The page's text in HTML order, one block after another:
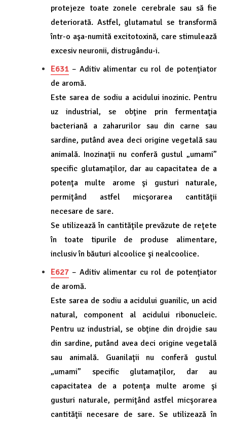
protejeze toate zonele cerebrale sau să fie
deteriorată. Astfel, glutamatul se transformă
într-o aşa-numită excitotoxină, care stimulează
excesiv neuronii, distrugându-i.
E631 – Aditiv alimentar cu rol de potenţiator
de aromă.
Este sarea de sodiu a acidului inozinic. Pentru
uz industrial, se obţine prin fermentaţia
bacteriană a zaharurilor sau din carne sau
sardine, putând avea deci origine vegetală sau
animală. Inozinaţii nu conferă gustul „umami”
specific glutamaţilor, dar au capacitatea de a
potenţa multe arome şi gusturi naturale,
permiţând astfel micşorarea cantităţii
necesare de sare.
Se utilizează în cantităţile prevăzute de reţete
în toate tipurile de produse alimentare,
inclusiv în băuturi alcoolice şi nealcoolice.
E627 – Aditiv alimentar cu rol de potenţiator
de aromă.
Este sarea de sodiu a acidului guanilic, un acid
natural, component al acidului ribonucleic.
Pentru uz industrial, se obţine din drojdie sau
din sardine, putând avea deci origine vegetală
sau animală. Guanilaţii nu conferă gustul
„umami” specific glutamaţilor, dar au
capacitatea de a potenţa multe arome şi
gusturi naturale, permiţând astfel micşorarea
cantităţii necesare de sare. Se utilizează în